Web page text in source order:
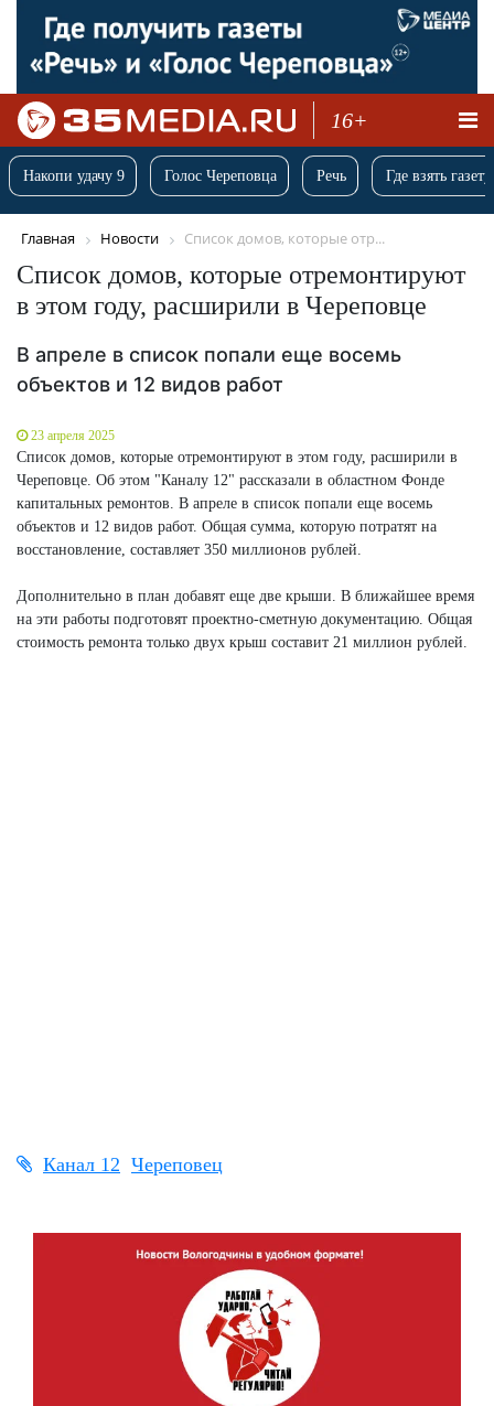
16+
Накопи удачу 9 Голос Череповца Речь Где взять
Главная Новости Список домов, которые отр...
Список домов, которые отремонтируют
в этом году, расширили в Череповце
В апреле в список попали еще восемь
объектов и 12 видов работ
23 апреля 2025
Список домов, которые отремонтируют в этом году, расширили в
Череповце. Об этом "Каналу 12" рассказали в областном Фонде
капитальных ремонтов. В апреле в список попали еще восемь
объектов и 12 видов работ. Общая сумма, которую потратят на
восстановление, составляет 350 миллионов рублей.
Дополнительно в план добавят еще две крыши. В ближайшее время
на эти работы подготовят проектно-сметную документацию. Общая
стоимость ремонта только двух крыш составит 21 миллион рублей.
Канал 12 Череповец